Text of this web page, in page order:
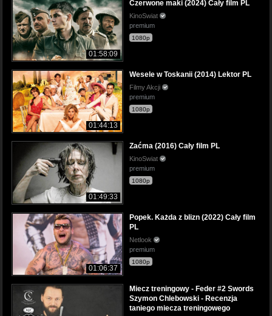
01:58:09
Czerwone maki (2024) Cały film PL
KinoSwiat
premium
1080p
01:44:13
Wesele w Toskanii (2014) Lektor PL
Filmy Akcji
premium
1080p
01:49:33
Zaćma (2016) Cały film PL
KinoSwiat
premium
1080p
01:06:37
Popek. Każda z blizn (2022) Cały film
PL
Netlook
premium
1080p
Miecz treningowy - Feder #2 Swords
Szymon Chlebowski - Recenzja
taniego miecza treningowego